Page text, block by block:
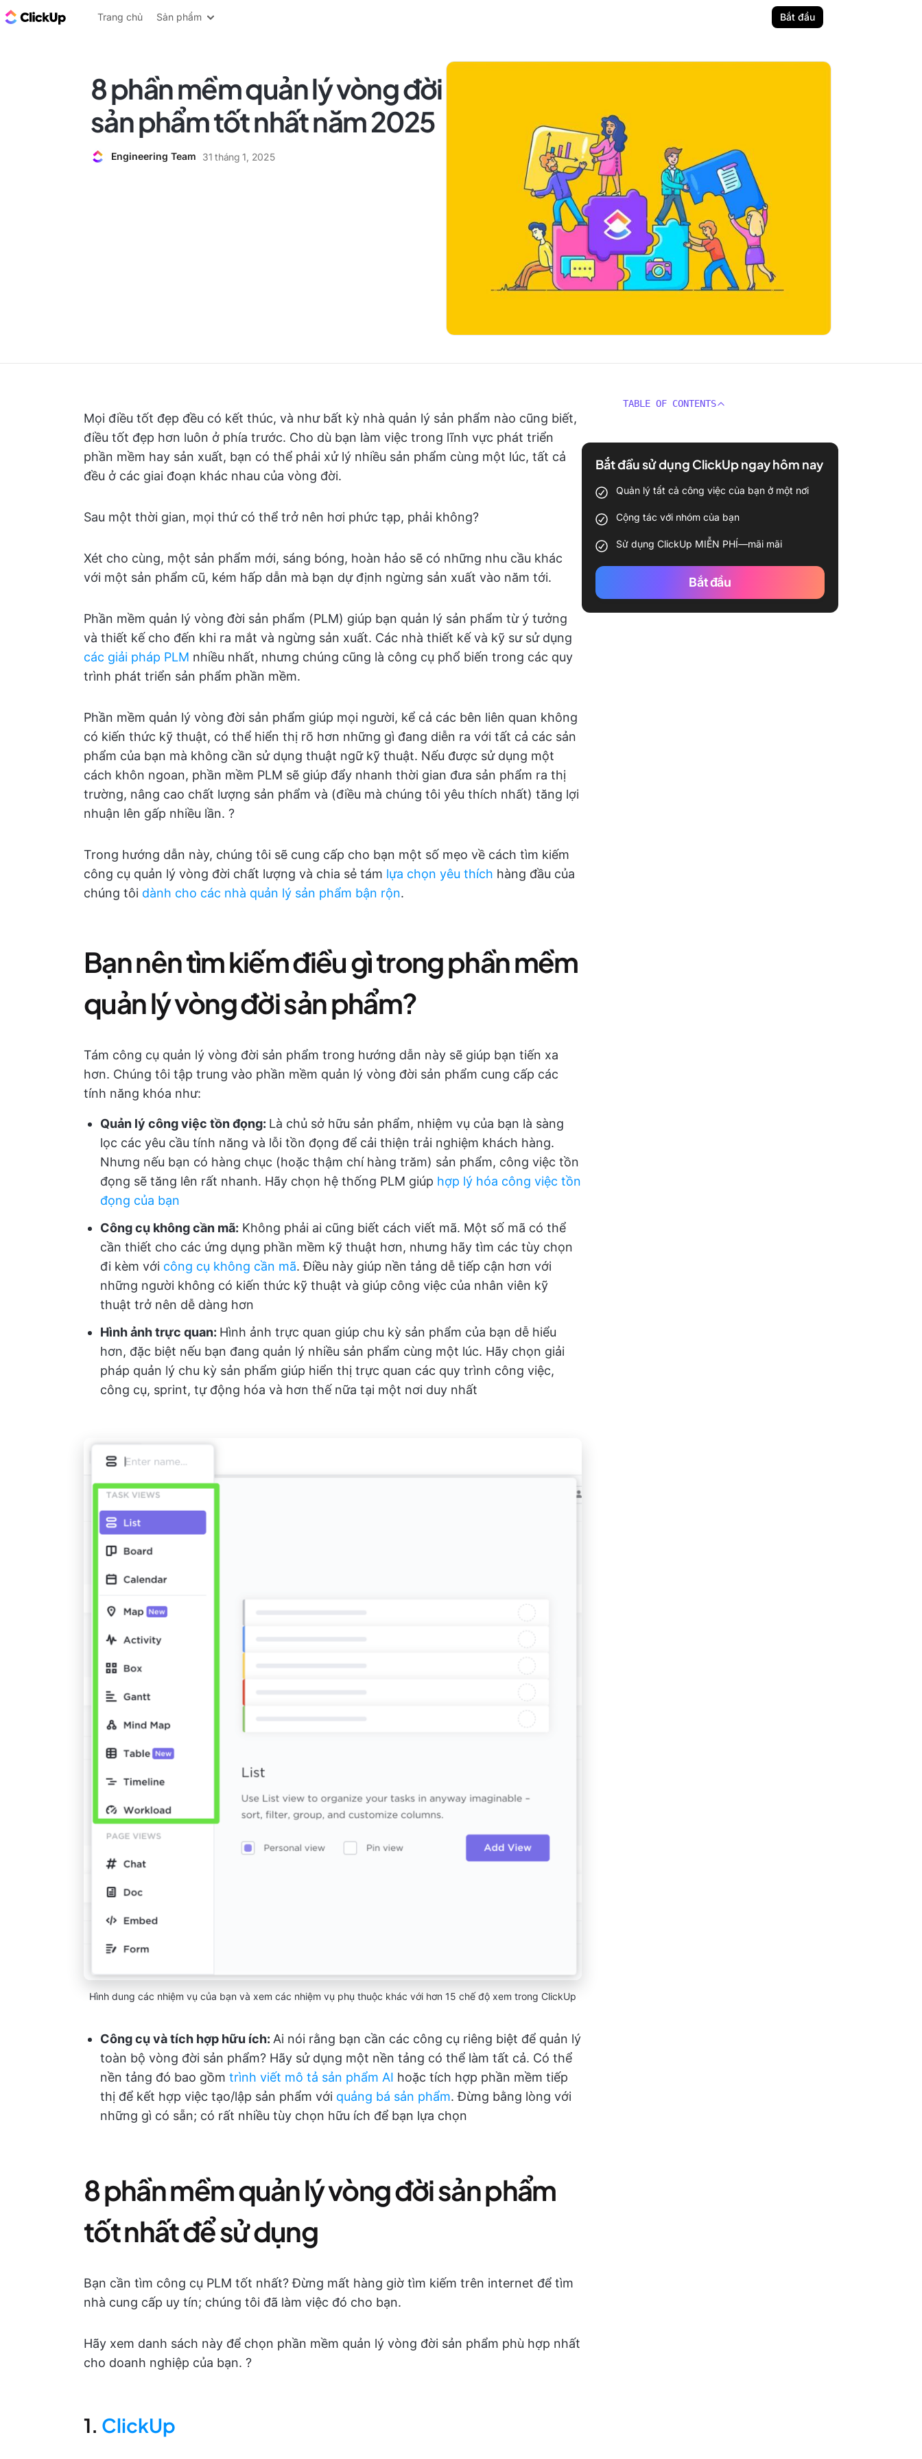
ClickUp Blog
Trang chủ Sản phẩm Bắt đầu
8 phần mềm quản lý vòng đời
sản phẩm tốt nhất năm 2025
Engineering Team 31 tháng 1, 2025
Mọi điều tốt đẹp đều có kết thúc, và như bất kỳ nhà quản lý sản phẩm nào cũng biết,
điều tốt đẹp hơn luôn ở phía trước. Cho dù bạn làm việc trong lĩnh vực phát triển
phần mềm hay sản xuất, bạn có thể phải xử lý nhiều sản phẩm cùng một lúc, tất cả
đều ở các giai đoạn khác nhau của vòng đời.
Sau một thời gian, mọi thứ có thể trở nên hơi phức tạp, phải không?
Xét cho cùng, một sản phẩm mới, sáng bóng, hoàn hảo sẽ có những nhu cầu khác
với một sản phẩm cũ, kém hấp dẫn mà bạn dự định ngừng sản xuất vào năm tới.
Phần mềm quản lý vòng đời sản phẩm (PLM) giúp bạn quản lý sản phẩm từ ý tưởng
và thiết kế cho đến khi ra mắt và ngừng sản xuất. Các nhà thiết kế và kỹ sư sử dụng
các giải pháp PLM nhiều nhất, nhưng chúng cũng là công cụ phổ biến trong các quy
trình phát triển sản phẩm phần mềm.
Phần mềm quản lý vòng đời sản phẩm giúp mọi người, kể cả các bên liên quan không
có kiến thức kỹ thuật, có thể hiển thị rõ hơn những gì đang diễn ra với tất cả các sản
phẩm của bạn mà không cần sử dụng thuật ngữ kỹ thuật. Nếu được sử dụng một
cách khôn ngoan, phần mềm PLM sẽ giúp đẩy nhanh thời gian đưa sản phẩm ra thị
trường, nâng cao chất lượng sản phẩm và (điều mà chúng tôi yêu thích nhất) tăng lợi
nhuận lên gấp nhiều lần. ?
Trong hướng dẫn này, chúng tôi sẽ cung cấp cho bạn một số mẹo về cách tìm kiếm
công cụ quản lý vòng đời chất lượng và chia sẻ tám lựa chọn yêu thích hàng đầu của
chúng tôi dành cho các nhà quản lý sản phẩm bận rộn.
Bạn nên tìm kiếm điều gì trong phần mềm
quản lý vòng đời sản phẩm?
Tám công cụ quản lý vòng đời sản phẩm trong hướng dẫn này sẽ giúp bạn tiến xa
hơn. Chúng tôi tập trung vào phần mềm quản lý vòng đời sản phẩm cung cấp các
tính năng khóa như:
Quản lý công việc tồn đọng: Là chủ sở hữu sản phẩm, nhiệm vụ của bạn là sàng
lọc các yêu cầu tính năng và lỗi tồn đọng để cải thiện trải nghiệm khách hàng.
Nhưng nếu bạn có hàng chục (hoặc thậm chí hàng trăm) sản phẩm, công việc tồn
đọng sẽ tăng lên rất nhanh. Hãy chọn hệ thống PLM giúp hợp lý hóa công việc tồn
đọng của bạn
Công cụ không cần mã: Không phải ai cũng biết cách viết mã. Một số mã có thể
cần thiết cho các ứng dụng phần mềm kỹ thuật hơn, nhưng hãy tìm các tùy chọn
đi kèm với công cụ không cần mã. Điều này giúp nền tảng dễ tiếp cận hơn với
những người không có kiến thức kỹ thuật và giúp công việc của nhân viên kỹ
thuật trở nên dễ dàng hơn
Hình ảnh trực quan: Hình ảnh trực quan giúp chu kỳ sản phẩm của bạn dễ hiểu
hơn, đặc biệt nếu bạn đang quản lý nhiều sản phẩm cùng một lúc. Hãy chọn giải
pháp quản lý chu kỳ sản phẩm giúp hiển thị trực quan các quy trình công việc,
công cụ, sprint, tự động hóa và hơn thế nữa tại một nơi duy nhất
Hình dung các nhiệm vụ của bạn và xem các nhiệm vụ phụ thuộc khác với hơn 15 chế độ xem trong ClickUp
Công cụ và tích hợp hữu ích: Ai nói rằng bạn cần các công cụ riêng biệt để quản lý
toàn bộ vòng đời sản phẩm? Hãy sử dụng một nền tảng có thể làm tất cả. Có thể
nền tảng đó bao gồm trình viết mô tả sản phẩm AI hoặc tích hợp phần mềm tiếp
thị để kết hợp việc tạo/lập sản phẩm với quảng bá sản phẩm. Đừng bằng lòng với
những gì có sẵn; có rất nhiều tùy chọn hữu ích để bạn lựa chọn
8 phần mềm quản lý vòng đời sản phẩm
tốt nhất để sử dụng
Bạn cần tìm công cụ PLM tốt nhất? Đừng mất hàng giờ tìm kiếm trên internet để tìm
nhà cung cấp uy tín; chúng tôi đã làm việc đó cho bạn.
Hãy xem danh sách này để chọn phần mềm quản lý vòng đời sản phẩm phù hợp nhất
cho doanh nghiệp của bạn. ?
1. ClickUp
TABLE OF CONTENTS
Bắt đầu sử dụng ClickUp ngay hôm nay
Quản lý tất cả công việc của bạn ở một nơi
Cộng tác với nhóm của bạn
Sử dụng ClickUp MIỄN PHÍ—mãi mãi
Bắt đầu